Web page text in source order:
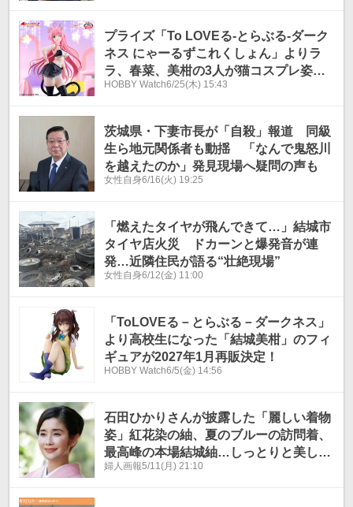
プライズ「To LOVEる-とらぶる-ダーク
ネス にゃーるずこれくしょん」よりラ
ラ、春菜、美柑の3人が猫コスプレ姿で
登場！
HOBBY Watch6/25(木) 15:43
茨城県・下妻市長が「自殺」報道 同級
生ら地元関係者も動揺 「なんで鬼怒川
を越えたのか」発見現場へ疑問の声も
女性自身6/16(火) 19:25
「燃えたタイヤが飛んできて…」結城市
タイヤ店火災 ドカーンと爆発音が連
発…近隣住民が語る“壮絶現場”
女性自身6/12(金) 11:00
「ToLOVEる－とらぶる－ダークネス」
より高校生になった「結城美柑」のフィ
ギュアが2027年1月再販決定！
HOBBY Watch6/5(金) 14:56
石田ひかりさんが披露した「麗しい着物
姿」紅花染の紬、夏のブルーの訪問着、
最高峰の本場結城紬…しっとりと美しい
装いを振り返り
婦人画報5/11(月) 21:10